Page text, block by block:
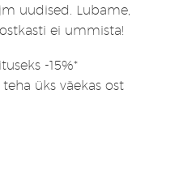
uudised. Lubame,
ei ummista!
-15%*
üks väekas ost